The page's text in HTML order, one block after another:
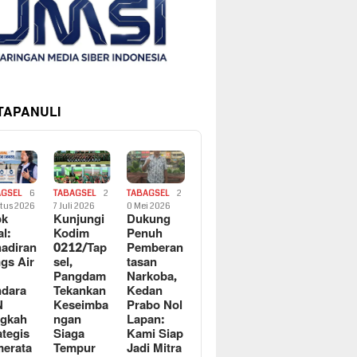
6
2026
Air
TABAGSEL
2
7 Juli 2026
Kunjungi
Kodim
0212/Tap
sel,
Pangdam
Tekankan
Keseimba
ngan
Siaga
Tempur
TABAGSEL
2
0 Mei 2026
Dukung
Penuh
Pemberan
tasan
Narkoba,
Kedan
Prabo Nol
Lapan:
Kami Siap
Jadi Mitra